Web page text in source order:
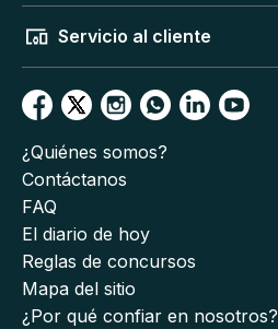
Servicio al cliente
¿Quiénes somos?
Contáctanos
FAQ
El diario de hoy
Reglas de concursos
Mapa del sitio
¿Por qué confiar en nosotros?